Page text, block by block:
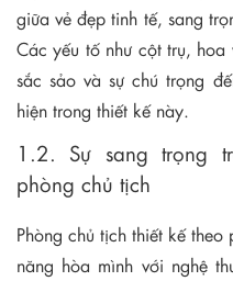
giữa vẻ đẹp tinh tế, sang
Các yếu tố như cột trụ,
sắc sảo và sự chú trọng
hiện trong thiết kế này.
1.2. Sự sang trọng
phòng chủ tịch
Phòng chủ tịch thiết kế
năng hòa mình với nghệ